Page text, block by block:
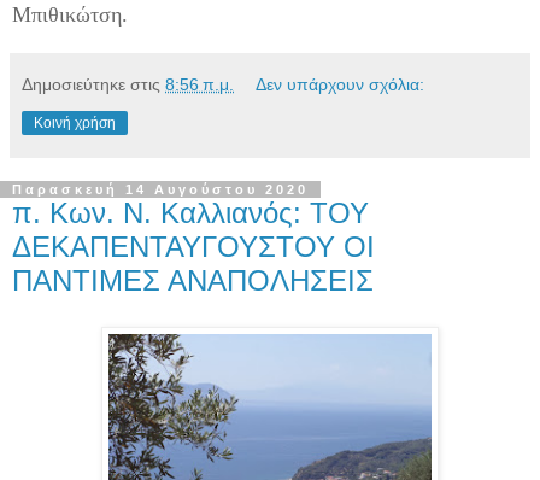
Μπιθικώτση.
Δημοσιεύτηκε στις 8:56 π.μ. Δεν υπάρχουν σχόλια:
Κοινή χρήση
Παρασκευή 14 Αυγούστου 2020
π. Κων. Ν. Καλλιανός: ΤΟΥ
ΔΕΚΑΠΕΝΤΑΥΓΟΥΣΤΟΥ ΟΙ
ΠΑΝΤΙΜΕΣ ΑΝΑΠΟΛΗΣΕΙΣ